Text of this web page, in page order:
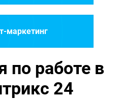
маркетинг
по работе в
24